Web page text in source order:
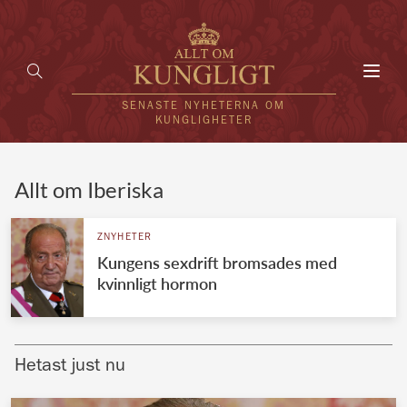
SENASTE NYHETERNA OM
KUNGLIGHETER
UTLÄNDSKT
VÄRLDENS KUNGAHUS
Brittiska kungahuset
Allt om Iberiska
ZNYHETER
Kungens sexdrift bromsades med
kvinnligt hormon
Hetast just nu